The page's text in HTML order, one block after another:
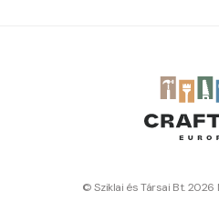
© Sziklai és Társai Bt.